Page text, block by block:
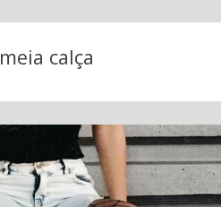
meia calça